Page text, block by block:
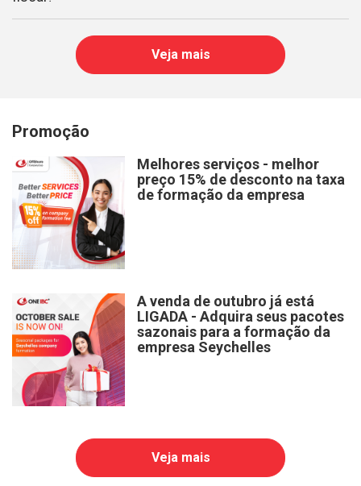
Veja mais
Promoção
Melhores serviços - melhor
preço 15% de desconto na taxa
de formação da empresa
A venda de outubro já está
LIGADA - Adquira seus pacotes
sazonais para a formação da
empresa Seychelles
Veja mais